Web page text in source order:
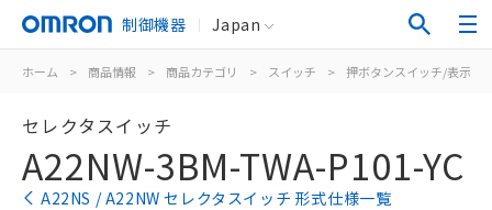
制御機器 Japan
ホーム > 商品情報 > 商品カテゴリ > スイッチ > 押ボタンスイッチ/表示灯
セレクタスイッチ
A22NW-3BM-TWA-P101-YC
A22NS / A22NW セレクタスイッチ 形式仕様一覧